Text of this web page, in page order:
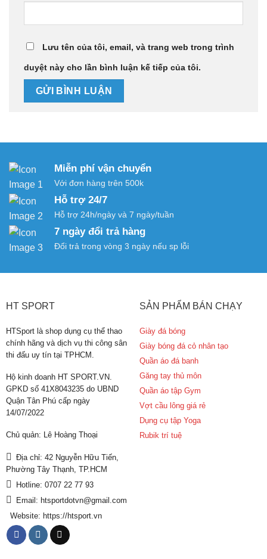
Lưu tên của tôi, email, và trang web trong trình
duyệt này cho lần bình luận kế tiếp của tôi.
Miễn phí vận chuyển
Với đơn hàng trên 500k
Hỗ trợ 24/7
Hỗ trợ 24h/ngày và 7 ngày/tuần
7 ngày đổi trả hàng
Đổi trả trong vòng 3 ngày nếu sp lỗi
HT SPORT
HTSport là shop dụng cụ thể thao
chính hãng và dịch vụ thi công sân
thi đấu uy tín tại TPHCM.
Hộ kinh doanh HT SPORT.VN.
GPKD số 41X8043235 do UBND
Quận Tân Phú cấp ngày
14/07/2022
Chủ quản: Lê Hoàng Thoại
Địa chỉ: 42 Nguyễn Hữu Tiến,
Phường Tây Thạnh, TP.HCM
Hotline: 0707 22 77 93
Email: htsportdotvn@gmail.com
Website: https://htsport.vn
SẢN PHẨM BÁN CHẠY
Giày đá bóng
Giày bóng đá cỏ nhân tạo
Quần áo đá banh
Găng tay thủ môn
Quần áo tập Gym
Vợt cầu lông giá rẻ
Dụng cụ tập Yoga
Rubik trí tuệ